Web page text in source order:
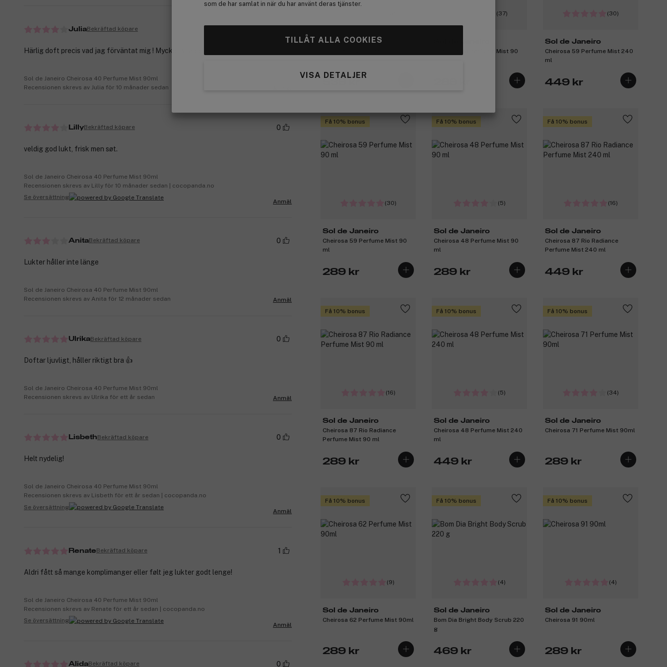
som de har samlat in när du har använt deras tjänster.
TILLÅT ALLA COOKIES
VISA DETALJER
Sol de Janeiro
(37)
Cheirosa 68 Perfume Mist 90
(30)
Sol de Janeiro
Cheirosa 59 Perfume Mist 240
ml
449 kr
Få 10% bonus
(30)
Sol de Janeiro
Cheirosa 59 Perfume Mist 90
ml
289 kr
Få 10% bonus
(5)
Sol de Janeiro
Cheirosa 48 Perfume Mist 90
ml
289 kr
Få 10% bonus
(16)
Sol de Janeiro
Cheirosa 87 Rio Radiance
Perfume Mist 240 ml
449 kr
Få 10% bonus
(16)
Sol de Janeiro
Cheirosa 87 Rio Radiance
Perfume Mist 90 ml
289 kr
Få 10% bonus
(5)
Sol de Janeiro
Cheirosa 48 Perfume Mist 240
ml
449 kr
Få 10% bonus
(34)
Sol de Janeiro
Cheirosa 71 Perfume Mist 90ml
289 kr
Få 10% bonus
(9)
Sol de Janeiro
Cheirosa 62 Perfume Mist 90ml
289 kr
Få 10% bonus
(4)
Sol de Janeiro
Bom Dia Bright Body Scrub 220
g
469 kr
Få 10% bonus
(4)
Sol de Janeiro
Cheirosa 91 90ml
289 kr
JuliaBekräftad köpare
Härlig doft precis vad jag förväntat mig ! Mycket snabb leverans.
Sol de Janeiro Cheirosa 40 Perfume Mist 90ml
Recensionen skrevs av Julia för 10 månader sedan
LillyBekräftad köpare 0
veldig god lukt, frisk men søt.
Sol de Janeiro Cheirosa 40 Perfume Mist 90ml
Recensionen skrevs av Lilly för 10 månader sedan | cocopanda.no
Se översättning
Anmäl
AnitaBekräftad köpare 0
Lukter håller inte länge
Sol de Janeiro Cheirosa 40 Perfume Mist 90ml
Recensionen skrevs av Anita för 12 månader sedan
Anmäl
UlrikaBekräftad köpare 0
Doftar ljuvligt, håller riktigt bra 👍
Sol de Janeiro Cheirosa 40 Perfume Mist 90ml
Recensionen skrevs av Ulrika för ett år sedan
Anmäl
LisbethBekräftad köpare 0
Helt nydelig!
Sol de Janeiro Cheirosa 40 Perfume Mist 90ml
Recensionen skrevs av Lisbeth för ett år sedan | cocopanda.no
Se översättning
Anmäl
RenateBekräftad köpare 1
Aldri fått så mange komplimanger eller følt jeg lukter godt lenge!
Sol de Janeiro Cheirosa 40 Perfume Mist 90ml
Recensionen skrevs av Renate för ett år sedan | cocopanda.no
Se översättning
Anmäl
AlidaBekräftad köpare 0